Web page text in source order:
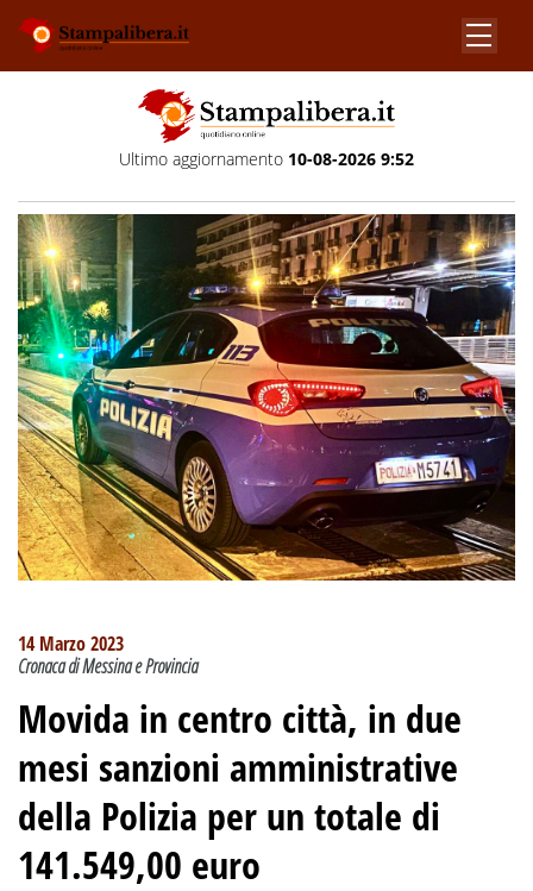
Ultimo aggiornamento 10-08-2026 9:52
14 Marzo 2023
Cronaca di Messina e Provincia
Movida in centro città, in due
mesi sanzioni amministrative
della Polizia per un totale di
141.549,00 euro